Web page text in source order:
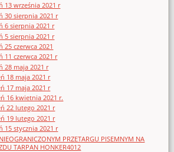
13 września 2021 r
30 sierpnia 2021 r
6 sierpnia 2021 r
5 sierpnia 2021 r
25 czerwca 2021
11 czerwca 2021 r
28 maja 2021 r
18 maja 2021 r
17 maja 2021 r
16 kwietnia 2021 r.
22 lutego 2021 r
19 lutego 2021 r
15 stycznia 2021 r
PRZETARGU PISEMNYM NA
TARPAN HONKER4012